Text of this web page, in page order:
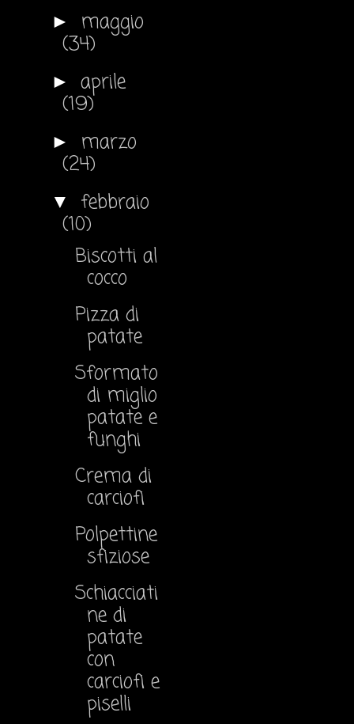
► maggio
(34)
► aprile
(19)
► marzo
(24)
▼ febbraio
(10)
Biscotti al
cocco
Pizza di
patate
Sformato
di miglio
patate e
funghi
Crema di
carciofi
Polpettine
sfiziose
Schiacciati
ne di
patate
con
carciofi e
piselli